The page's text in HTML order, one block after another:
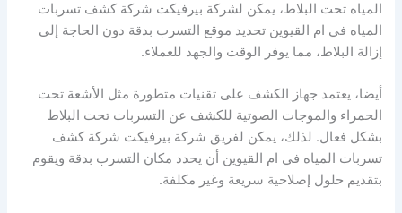
المياه تحت البلاط، يمكن لشركة بيرفيكت شركة كشف تسربات
المياه في ام القيوين تحديد موقع التسرب بدقة دون الحاجة إلى
إزالة البلاط، مما يوفر الوقت والجهد للعملاء.
أيضا، يعتمد جهاز الكشف على تقنيات متطورة مثل الأشعة تحت
الحمراء والموجات الصوتية للكشف عن التسربات تحت البلاط
بشكل فعال. لذلك، يمكن لفريق شركة بيرفيكت شركة كشف
تسربات المياه في ام القيوين أن يحدد مكان التسرب بدقة ويقوم
بتقديم حلول إصلاحية سريعة وغير مكلفة.